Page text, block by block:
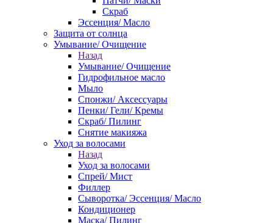
Скраб
Эссенция/ Масло
Защита от солнца
Умывание/ Очищение
Назад
Умывание/ Очищение
Гидрофильное масло
Мыло
Спонжи/ Аксессуары
Пенки/ Гели/ Кремы
Скраб/ Пилинг
Снятие макияжа
Уход за волосами
Назад
Уход за волосами
Спрей/ Мист
Филлер
Сыворотка/ Эссенция/ Масло
Кондиционер
Маска/ Пилинг